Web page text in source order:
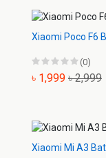
Xiaomi Poco F6
(0)
৳ 1,999 ৳ 2,999
Xiaomi Mi A3